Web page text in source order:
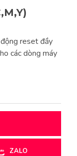
reset đầy
các dòng máy
ZALO